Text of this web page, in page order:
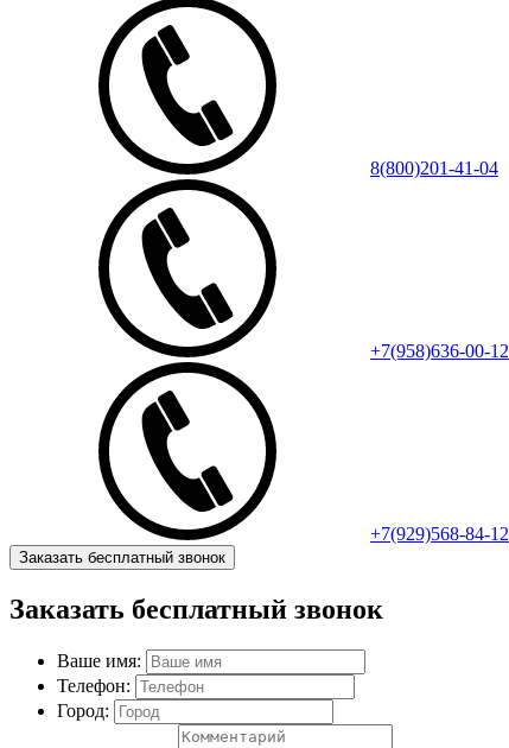
8(800)201-41-04
+7(958)636-00-12
+7(929)568-84-12
Заказать бесплатный звонок
Заказать бесплатный звонок
Ваше имя:
Телефон:
Город: